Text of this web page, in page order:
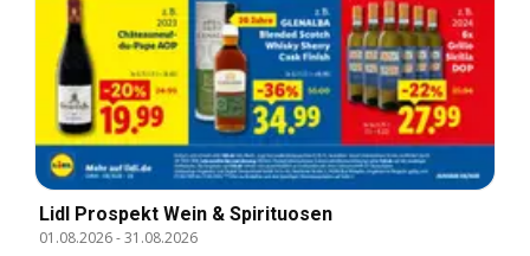
Lidl Prospekt Wein & Spirituosen
01.08.2026-31.08.2026